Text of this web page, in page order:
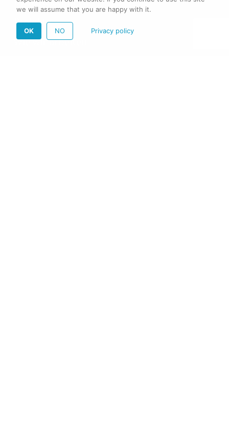
Projekte
Wie wir arbeiten
we will assume that you are happy with it.
OK NO Privacy policy